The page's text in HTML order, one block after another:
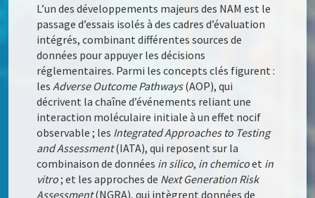
L’un des développements majeurs des NAM est le
passage d’essais isolés à des cadres d’évaluation
intégrés, combinant différentes sources de
données pour appuyer les décisions
réglementaires. Parmi les concepts clés figurent :
les Adverse Outcome Pathways(AOP), qui
décrivent la chaîne d’événements reliant une
interaction moléculaire initiale à un effet nocif
observable ; les Integrated Approaches to Testing
and Assessment(IATA), qui reposent sur la
combinaison de données in silico, in chemicoet in
vitro; et les approches de Next Generation Risk
Assessment(NGRA), qui intègrent données de